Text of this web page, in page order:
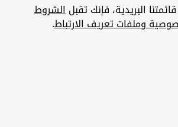
البريدية، فإنك تقبلالشروط
وملفات تعريف الارتباط.